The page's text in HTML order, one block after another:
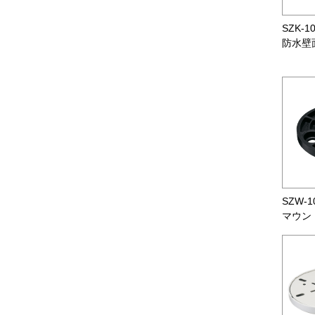
SZK-
防水壁
SZW-
マウン